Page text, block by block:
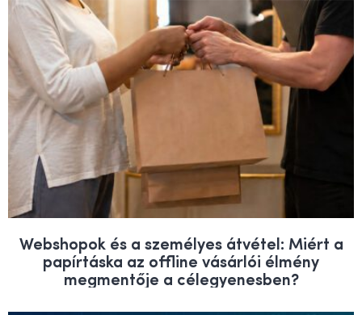
Webshopok és a személyes átvétel: Miért a
papírtáska az offline vásárlói élmény
megmentője a célegyenesben?